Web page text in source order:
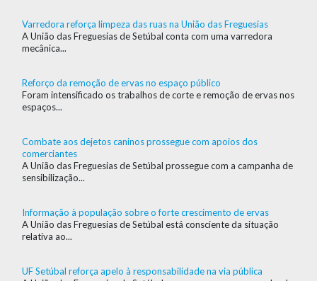
Varredora reforça limpeza das ruas na União das Freguesias
A União das Freguesias de Setúbal conta com uma varredora
mecânica...
Reforço da remoção de ervas no espaço público
Foram intensificado os trabalhos de corte e remoção de ervas nos
espaços...
Combate aos dejetos caninos prossegue com apoios dos
comerciantes
A União das Freguesias de Setúbal prossegue com a campanha de
sensibilização...
Informação à população sobre o forte crescimento de ervas
A União das Freguesias de Setúbal está consciente da situação
relativa ao...
UF Setúbal reforça apelo à responsabilidade na via pública